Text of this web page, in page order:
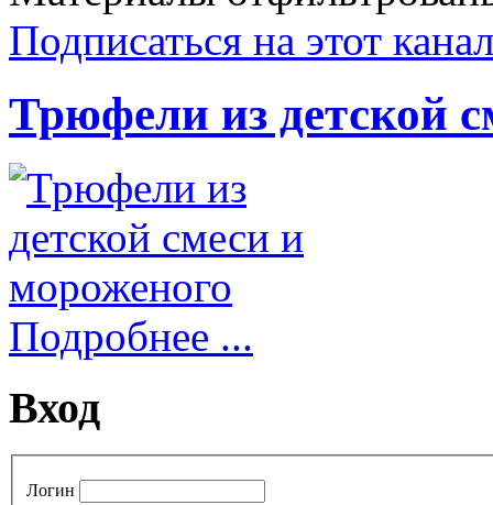
Подписаться на этот
Трюфели из детской
Подробнее ...
Вход
Логин